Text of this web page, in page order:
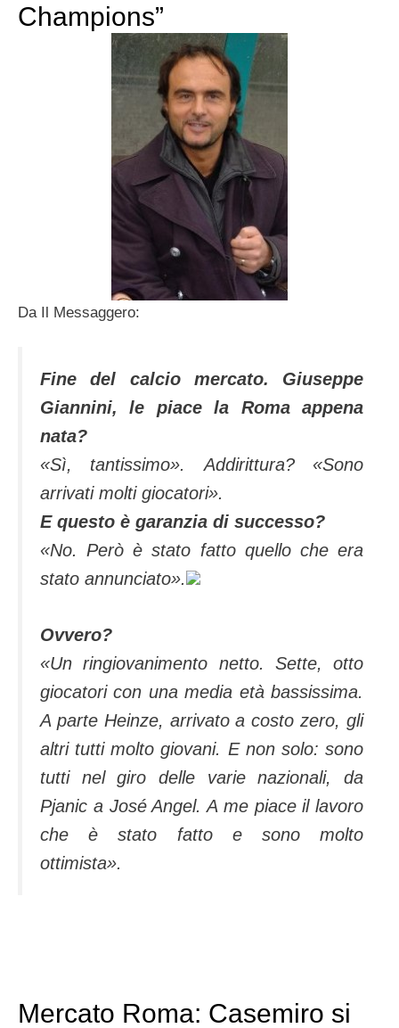
Champions”
Da Il Messaggero:
Fine del calcio mercato. Giuseppe
Giannini, le piace la Roma appena
nata?
«Sì, tantissimo». Addirittura? «Sono
arrivati molti giocatori».
E questo è garanzia di successo?
«No. Però è stato fatto quello che era
stato annunciato».
Ovvero?
«Un ringiovanimento netto. Sette, otto
giocatori con una media età bassissima.
A parte Heinze, arrivato a costo zero, gli
altri tutti molto giovani. E non solo: sono
tutti nel giro delle varie nazionali, da
Pjanic a José Angel. A me piace il lavoro
che è stato fatto e sono molto
ottimista».
Mercato Roma: Casemiro si